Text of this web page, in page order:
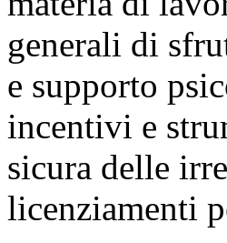
generali di
e supporto
incentivi e
sicura delle
licenziamenti